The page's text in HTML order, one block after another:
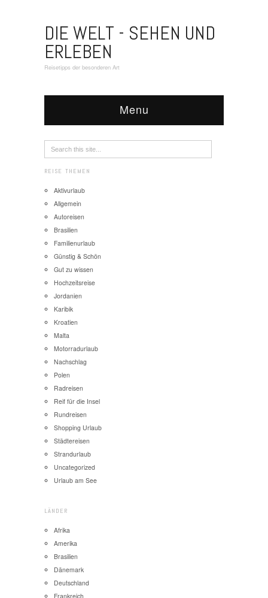
DIE WELT - SEHEN UND
ERLEBEN
Reisetipps der besonderen Art
Menu
REISE THEMEN
Aktivurlaub
Allgemein
Autoreisen
Brasilien
Familienurlaub
Günstig & Schön
Gut zu wissen
Hochzeitsreise
Jordanien
Karibik
Kroatien
Malta
Motorradurlaub
Nachschlag
Polen
Radreisen
Reif für die Insel
Rundreisen
Shopping Urlaub
Städtereisen
Strandurlaub
Uncategorized
Urlaub am See
LÄNDER
Afrika
Amerika
Brasilien
Dänemark
Deutschland
Frankreich